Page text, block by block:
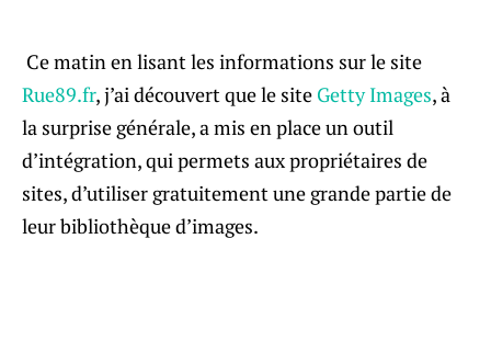
Ce matin en lisant les informations sur le site
Rue89.fr, j’ai découvert que le site Getty Images, à
la surprise générale, a mis en place un outil
d’intégration, qui permets aux propriétaires de
sites, d’utiliser gratuitement une grande partie de
leur bibliothèque d’images.